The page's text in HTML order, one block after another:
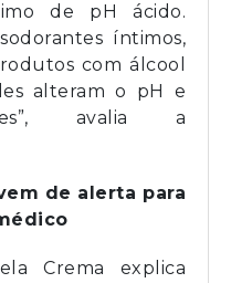
de pH ácido.
íntimos,
com álcool
alteram o pH e
avalia a
de alerta para
Crema explica